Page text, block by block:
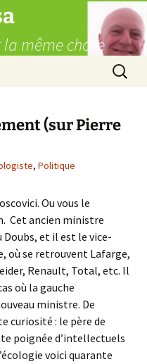
même chose
(sur Pierre
, Politique
Ou vous le
Cet ancien ministre
et il est le vice-
où se retrouvent Lafarge,
Renault, Total, etc. Il
où la gauche
ministre. De
curiosité : le père de
poignée d’intellectuels
voici quarante